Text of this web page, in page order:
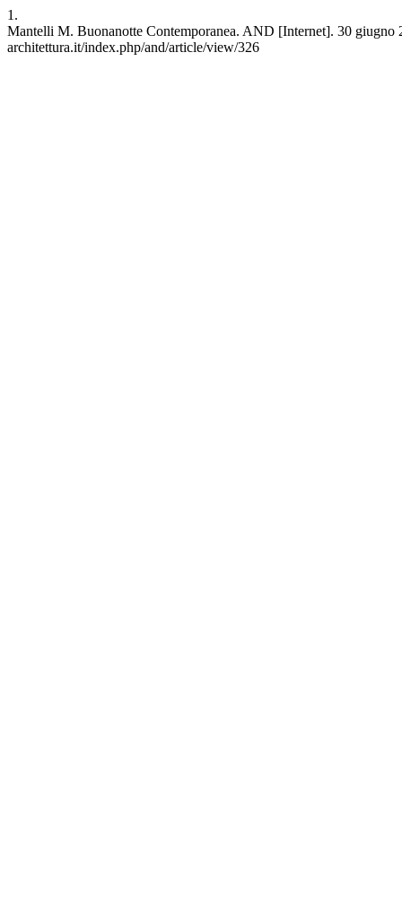
1.
Mantelli M. Buonanotte Contemporanea. AND [Internet]. 30
architettura.it/index.php/and/article/view/326